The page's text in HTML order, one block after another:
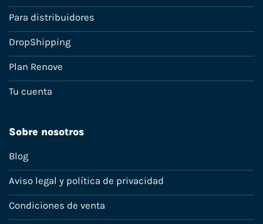
Para distribuidores
DropShipping
Plan Renove
Tu cuenta
Sobre nosotros
Blog
Aviso legal y política de privacidad
Condiciones de venta